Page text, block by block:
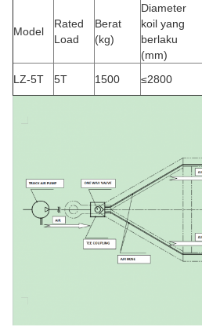
Model
Rated
Load
Berat
(kg)
Diameter
koil yang
berlaku
(mm)
LZ-5T 5T 1500 ≤2800